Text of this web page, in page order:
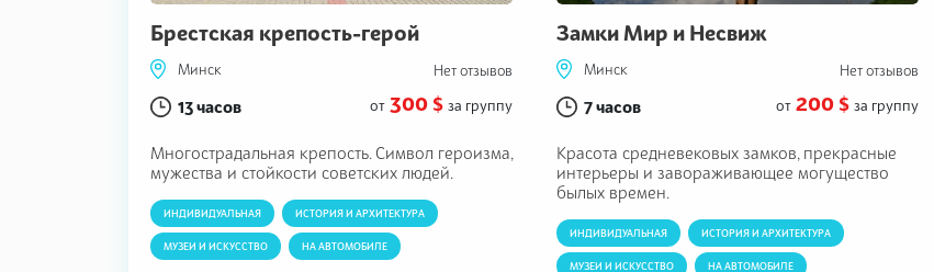
Брестская крепость-герой
Минск Нет отзывов
13 часов от 300 $ за группу
Многострадальная крепость. Символ героизма,
мужества и стойкости советских людей.
ИНДИВИДУАЛЬНАЯ ИСТОРИЯ И АРХИТЕКТУРА
МУЗЕИ И ИСКУССТВО НА АВТОМОБИЛЕ
Замки Мир и Несвиж
Минск Нет отзывов
7 часов от 200 $ за группу
Красота средневековых замков, прекрасные
интерьеры и завораживающее могущество
былых времен.
ИНДИВИДУАЛЬНАЯ ИСТОРИЯ И АРХИТЕКТУРА
МУЗЕИ И ИСКУССТВО НА АВТОМОБИЛЕ